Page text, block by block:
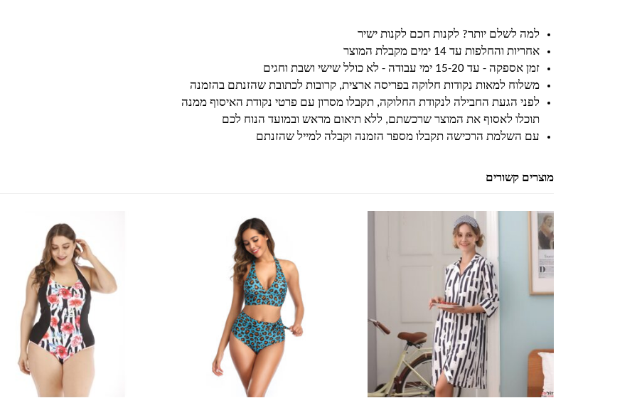
למה לשלם יותר? לקנות חכם לקנות ישיר
אחריות והחלפות עד 14 ימים מקבלת המוצר
זמן אספקה - עד 15-20 ימי עבודה - לא כולל שישי ושבת וחגים
משלוח למאות נקודות חלוקה בפריסה ארצית, קרובות לכתובת שהזנתם בהזמנה
לפני הגעת החבילה לנקודת החלוקה, תקבלו מסרון עם פרטי נקודת האיסוף ממנה
תוכלו לאסוף את המוצר שרכשתם, ללא תיאום מראש ובמועד הנוח לכם
עם השלמת הרכישה תקבלו מספר הזמנה וקבלה למייל שהזנתם
מוצרים קשורים
למוצר זה יש מספר סוגים. ניתן לבחור את האפשרויות בעמוד המוצר